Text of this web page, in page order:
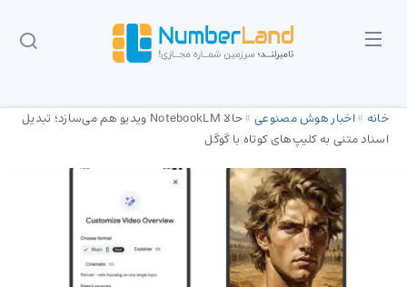
خانه »اخبار هوش مصنوعی»
حالا NotebookLM ویدیو هم می‌سازد؛ تبدیل
اسناد متنی به کلیپ‌های کوتاه با گوگل